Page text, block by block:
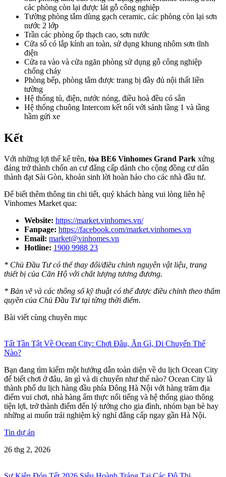
các phòng còn lại được lát gỗ công nghiệp
Tường phòng tắm dùng gạch ceramic, các phòng còn lại sơn
nước 2 lớp
Trần các phòng ốp thạch cao, sơn nước
Cửa sổ có lắp kính an toàn, sử dụng khung nhôm sơn tĩnh
điện
Cửa ra vào và cửa ngăn phòng sử dụng gỗ công nghiệp
chống cháy
Phòng bếp, phòng tắm được trang bị đầy đủ nội thất liền
tường
Hệ thống tủ, điện, nước nóng, điều hoà đều có sẵn
Hệ thống chuông Intercom kết nối với sảnh tầng 1 và tầng
hầm gửi xe
Kết
Với những lợi thế kể trên, tòa BE6 Vinhomes Grand Park xứng
đáng trở thành chốn an cư đẳng cấp dành cho cộng đồng cư dân
thành đạt Sài Gòn, khoản sinh lời hoàn hảo cho các nhà đầu tư.
Để biết thêm thông tin chi tiết, quý khách hàng vui lòng liên hệ
Vinhomes Market qua:
Website: https://market.vinhomes.vn/
Fanpage: https://facebook.com/market.vinhomes.vn
Email: market@vinhomes.vn
Hotline: 1900 9988 23
* Chủ Đầu Tư có thể thay đổi/điều chỉnh nguyên vật liệu, trang
thiết bị của Căn Hộ với chất lượng tương đương.
* Bản vẽ và các thông số kỹ thuật có thể được điều chỉnh theo thẩm
quyền của Chủ Đầu Tư tại từng thời điểm.
Bài viết cùng chuyên mục
Tất Tần Tật Về Ocean City: Chơi Đâu, Ăn Gì, Di Chuyển Thế
Nào?
Bạn đang tìm kiếm một hướng dẫn toàn diện về du lịch Ocean City
để biết chơi ở đâu, ăn gì và di chuyển như thế nào? Ocean City là
thành phố du lịch hàng đầu phía Đông Hà Nội với hàng trăm địa
điểm vui chơi, nhà hàng ẩm thực nổi tiếng và hệ thống giao thông
tiện lợi, trở thành điểm đến lý tưởng cho gia đình, nhóm bạn bè hay
những ai muốn trải nghiệm kỳ nghỉ đẳng cấp ngay gần Hà Nội.
Tin dự án
26 thg 2, 2026